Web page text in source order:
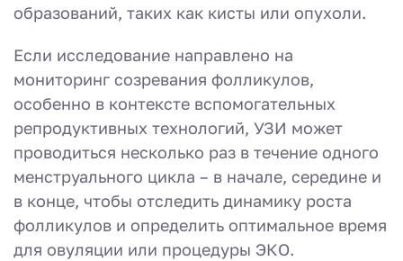
образований, таких как кисты или опухоли.
Если исследование направлено на
мониторинг созревания фолликулов,
особенно в контексте вспомогательных
репродуктивных технологий, УЗИ может
проводиться несколько раз в течение одного
менструального цикла – в начале, середине и
в конце, чтобы отследить динамику роста
фолликулов и определить оптимальное время
для овуляции или процедуры ЭКО.